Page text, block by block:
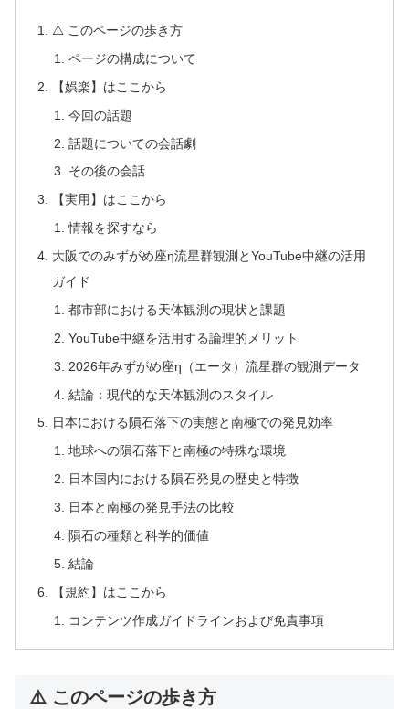
⚠️ このページの歩き方
ページの構成について
【娯楽】はここから
今回の話題
話題についての会話劇
その後の会話
【実用】はここから
情報を探すなら
大阪でのみずがめ座η流星群観測とYouTube中継の活用
ガイド
都市部における天体観測の現状と課題
YouTube中継を活用する論理的メリット
2026年みずがめ座η（エータ）流星群の観測データ
結論：現代的な天体観測のスタイル
日本における隕石落下の実態と南極での発見効率
地球への隕石落下と南極の特殊な環境
日本国内における隕石発見の歴史と特徴
日本と南極の発見手法の比較
隕石の種類と科学的価値
結論
【規約】はここから
コンテンツ作成ガイドラインおよび免責事項
⚠️ このページの歩き方